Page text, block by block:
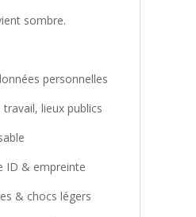
sombre.
personnelles
lieux publics
ID & empreinte
& chocs légers